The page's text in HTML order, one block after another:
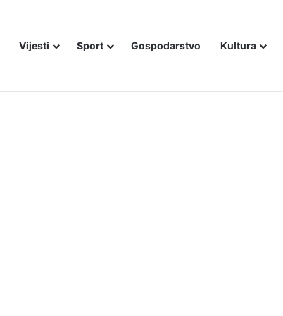
Vijesti Sport Gospodarstvo Kultura